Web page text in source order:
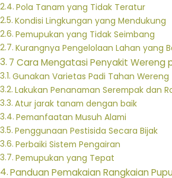
Pola Tanam yang Tidak Teratur
Kondisi Lingkungan yang Mendukung
Pemupukan yang Tidak Seimbang
Kurangnya Pengelolaan Lahan yang
7 Cara Mengatasi Penyakit Wereng
Gunakan Varietas Padi Tahan Wereng
Lakukan Penanaman Serempak dan
Atur jarak tanam dengan baik
Pemanfaatan Musuh Alami
Penggunaan Pestisida Secara Bijak
Perbaiki Sistem Pengairan
Pemupukan yang Tepat
Panduan Pemakaian Rangkaian